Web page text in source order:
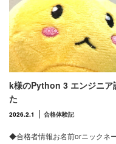
k様のPython 3 エンジニア
た
2026.2.1 合格体験記
◆合格者情報お名前orニックネ